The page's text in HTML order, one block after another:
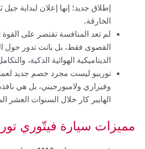
إطلاق جديد؛ إنها إعلان لبداية
الخارقة.
لم تعد المنافسة تقتصر على
القصوى فقط، بل باتت تدور حول
الديناميكية الهوائية الذكية،
توربيو ليست مجرد خصم جديد
وفيراري ولامبورجيني، بل هي
الهايبر كار خلال السنوات العشر
مميزات سيارة فيتّوري توربيو